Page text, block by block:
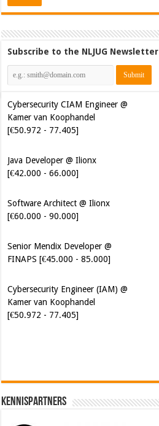
Subscribe to the NLJUG Newsletter
Cybersecurity CIAM Engineer @
Kamer van Koophandel
[€50.972 - 77.405]
Java Developer @ Ilionx
[€42.000 - 66.000]
Software Architect @ Ilionx
[€60.000 - 90.000]
Senior Mendix Developer @
FINAPS [€45.000 - 85.000]
Cybersecurity Engineer (IAM) @
Kamer van Koophandel
[€50.972 - 77.405]
Kennispartners